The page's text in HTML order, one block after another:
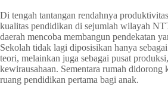
Di tengah tantangan rendahnya
kualitas pendidikan di sejumlah wilayah
daerah mencoba membangun pendekatan
Sekolah tidak lagi diposisikan hanya
teori, melainkan juga sebagai pusat
kewirausahaan. Sementara rumah didorong
ruang pendidikan pertama bagi anak.